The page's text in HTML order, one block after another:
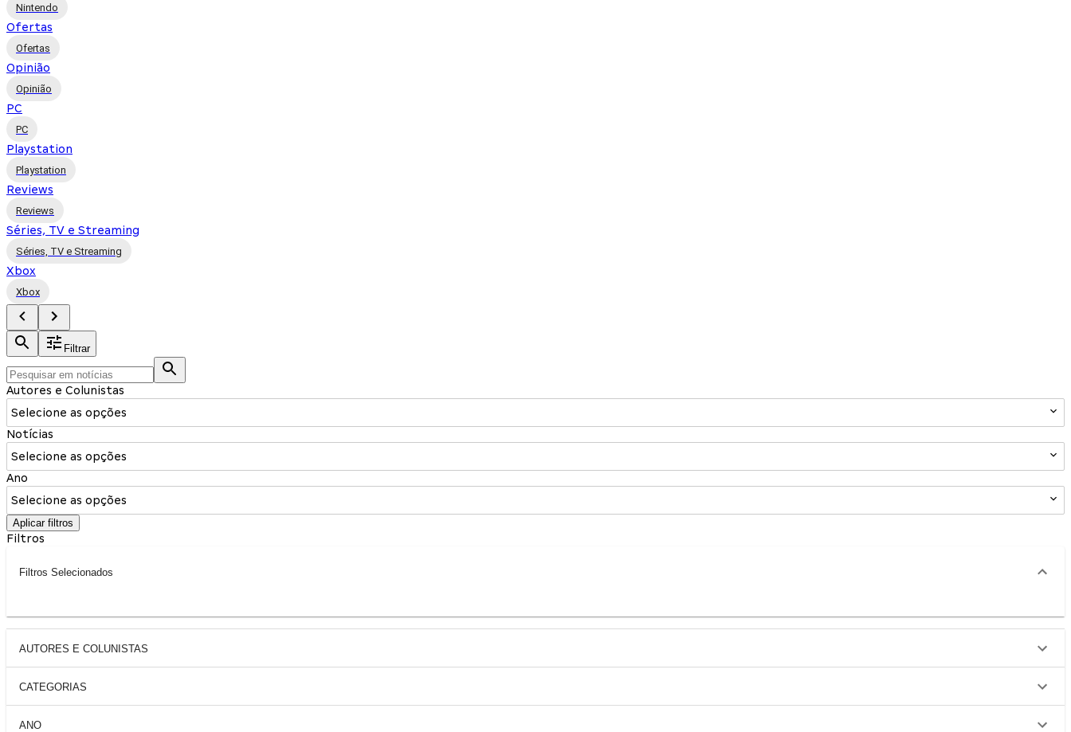
Nintendo
Ofertas
Ofertas
Opinião
Opinião
PC
PC
Playstation
Playstation
Reviews
Reviews
Séries, TV e Streaming
Séries, TV e Streaming
Xbox
Xbox
Filtrar
Autores e Colunistas
Selecione as opções
Notícias
Selecione as opções
Ano
Selecione as opções
Aplicar filtros
Filtros
Filtros Selecionados
AUTORES E COLUNISTAS
CATEGORIAS
ANO